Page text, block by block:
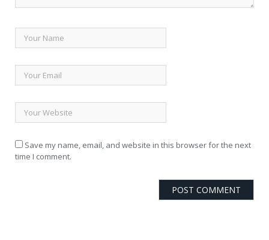
Save my name, email, and website in this browser for the next
time I comment.